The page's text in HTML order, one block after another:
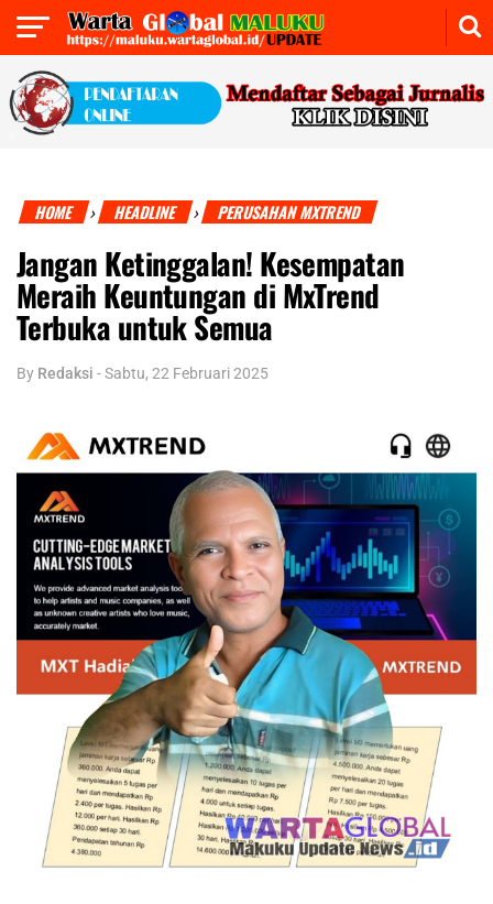
HOME › HEADLINE › PERUSAHAN MXTREND
Jangan Ketinggalan! Kesempatan
Meraih Keuntungan di MxTrend
Terbuka untuk Semua
By Redaksi -Sabtu, 22 Februari 2025